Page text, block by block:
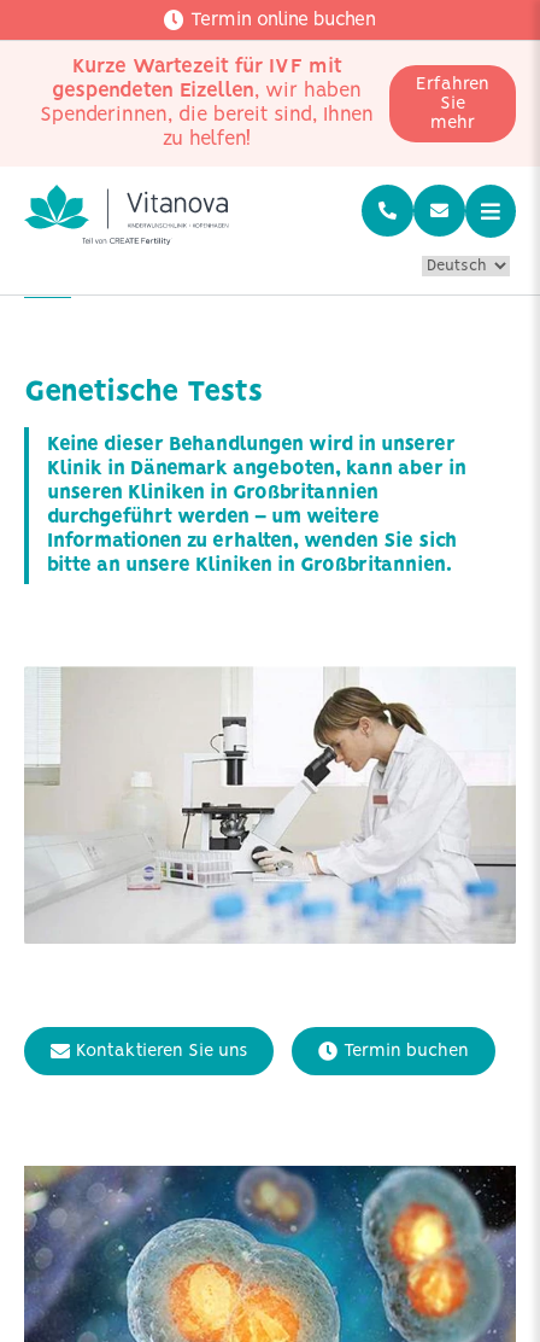
Termin online buchen
Kurze Wartezeit für IVF mit
gespendeten Eizellen, wir haben
Spenderinnen, die bereit sind, Ihnen
zu helfen!
Erfahren
Sie
mehr
Home Genetische Tests
Genetische Tests
Keine dieser Behandlungen wird in unserer
Klinik in Dänemark angeboten, kann aber in
unseren Kliniken in Großbritannien
durchgeführt werden – um weitere
Informationen zu erhalten, wenden Sie sich
bitte an unsere Kliniken in Großbritannien.
Kontaktieren Sie uns Termin buchen